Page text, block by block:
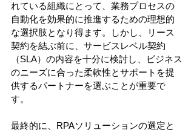
れている組織にとって、業務プロセスの
自動化を効果的に推進するための理想的
な選択肢となり得ます。しかし、リース
契約を結ぶ前に、サービスレベル契約
（SLA）の内容を十分に検討し、ビジネス
のニーズに合った柔軟性とサポートを提
供するパートナーを選ぶことが重要で
す。
最終的に、RPAソリューションの選定と